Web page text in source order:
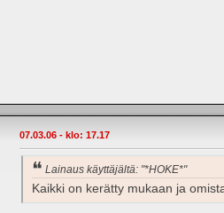
07.03.06 - klo: 17.17
Lainaus käyttäjältä: "*HOKE*"
Kaikki on kerätty mukaan ja